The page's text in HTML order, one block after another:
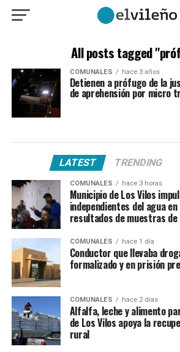
All posts tagged
COMUNALES hace 3 años
Detienen a prófugo de la
de aprehensión por micro
LATEST TRENDING
COMUNALES hace 3 horas
Municipio de Los Vilos
independientes del agua en
resultados de muestras de
COMUNALES hace 1 día
Conductor que llevaba
formalizado y en prisión
COMUNALES hace 2 días
Alfalfa, leche y alimento
de Los Vilos apoya la
rural